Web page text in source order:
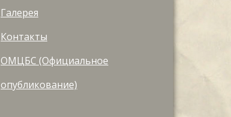
Галерея
Контакты
ОМЦБС (Официальное
опубликование)